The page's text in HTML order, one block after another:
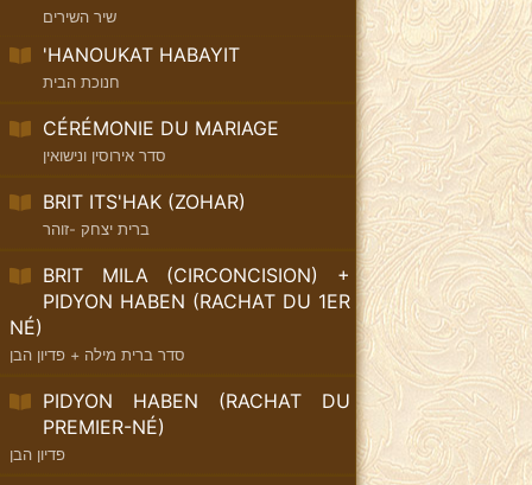
שיר השירים
'HANOUKAT HABAYIT
חנוכת הבית
CÉRÉMONIE DU MARIAGE
סדר אירוסין ונישואין
BRIT ITS'HAK (ZOHAR)
ברית יצחק -זוהר
BRIT MILA (CIRCONCISION) +
PIDYON HABEN (RACHAT DU 1ER
NÉ)
סדר ברית מילה + פדיון הבן
PIDYON HABEN (RACHAT DU
PREMIER-NÉ)
פדיון הבן